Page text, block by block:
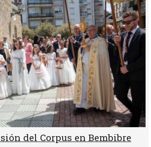
del Corpus en Bembibre